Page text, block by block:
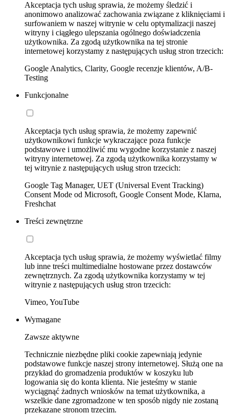
Akceptacja tych usług sprawia, że możemy śledzić i
anonimowo analizować zachowania związane z kliknięciami i
surfowaniem w naszej witrynie w celu optymalizacji naszej
witryny i ciągłego ulepszania ogólnego doświadczenia
użytkownika. Za zgodą użytkownika na tej stronie
internetowej korzystamy z następujących usług stron trzecich:
Google Analytics, Clarity, Google recenzje klientów, A/B-
Testing
Funkcjonalne
Akceptacja tych usług sprawia, że możemy zapewnić
użytkownikowi funkcje wykraczające poza funkcje
podstawowe i umożliwić mu wygodne korzystanie z naszej
witryny internetowej. Za zgodą użytkownika korzystamy w
tej witrynie z następujących usług stron trzecich:
Google Tag Manager, UET (Universal Event Tracking)
Consent Mode od Microsoft, Google Consent Mode, Klarna,
Freshchat
Treści zewnętrzne
Akceptacja tych usług sprawia, że możemy wyświetlać filmy
lub inne treści multimedialne hostowane przez dostawców
zewnętrznych. Za zgodą użytkownika korzystamy w tej
witrynie z następujących usług stron trzecich:
Vimeo, YouTube
Wymagane
Zawsze aktywne
Technicznie niezbędne pliki cookie zapewniają jedynie
podstawowe funkcje naszej strony internetowej. Służą one na
przykład do gromadzenia produktów w koszyku lub
logowania się do konta klienta. Nie jesteśmy w stanie
wyciągnąć żadnych wniosków na temat użytkownika, a
wszelkie dane zgromadzone w ten sposób nigdy nie zostaną
przekazane stronom trzecim.